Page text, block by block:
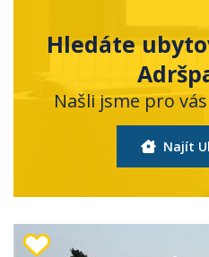
Hledáte
Našli jsme pro
Najít